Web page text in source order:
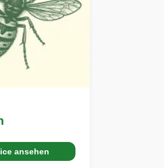
ansehen